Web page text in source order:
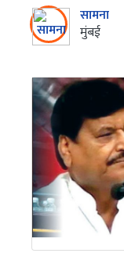
सामना
मुंबई